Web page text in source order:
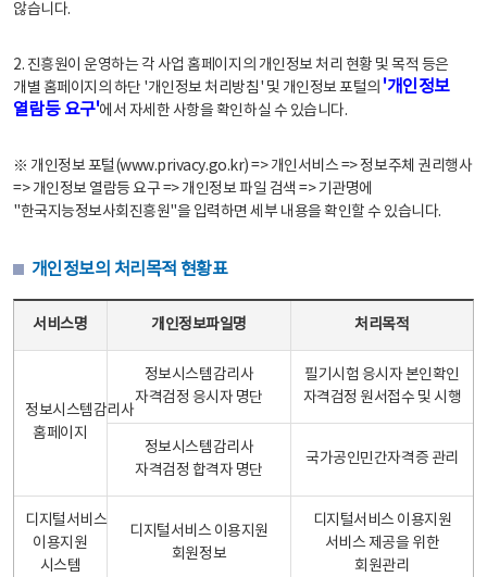
않습니다.
2. 진흥원이 운영하는 각 사업 홈페이지의 개인정보 처리 현황 및 목적 등은
개별 홈페이지의 하단 '개인정보 처리방침' 및 개인정보 포털의 '개인정보
열람등 요구'에서 자세한 사항을 확인하실 수 있습니다.
※ 개인정보 포털(www.privacy.go.kr) => 개인서비스 => 정보주체 권리행사
=> 개인정보 열람등 요구 => 개인정보 파일 검색 => 기관명에
"한국지능정보사회진흥원"을 입력하면 세부 내용을 확인할 수 있습니다.
개인정보의 처리목적 현황표
서비스명 개인정보파일명 처리목적
정보시스템감리사
홈페이지
정보시스템감리사
자격검정 응시자 명단
필기시험 응시자 본인확인
자격검정 원서접수 및 시행
정보시스템감리사
자격검정 합격자 명단
국가공인민간자격증 관리
디지털서비스
이용지원
시스템
디지털서비스 이용지원
회원정보
디지털서비스 이용지원
서비스 제공을 위한
회원관리